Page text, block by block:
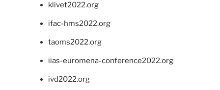
klivet2022.org
ifac-hms2022.org
taoms2022.org
iias-euromena-conference2022.org
ivd2022.org